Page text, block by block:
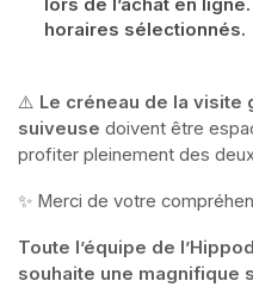
lors de l’achat en
horaires sélectionnés.
⚠️ Le créneau de la visite
suiveuse doivent être
profiter pleinement des
✨ Merci de votre
Toute l’équipe de
souhaite une magnifique